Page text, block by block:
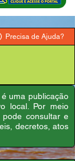
Precisa de Ajuda?
uma publicação
local. Por meio
pode consultar e
decretos, atos